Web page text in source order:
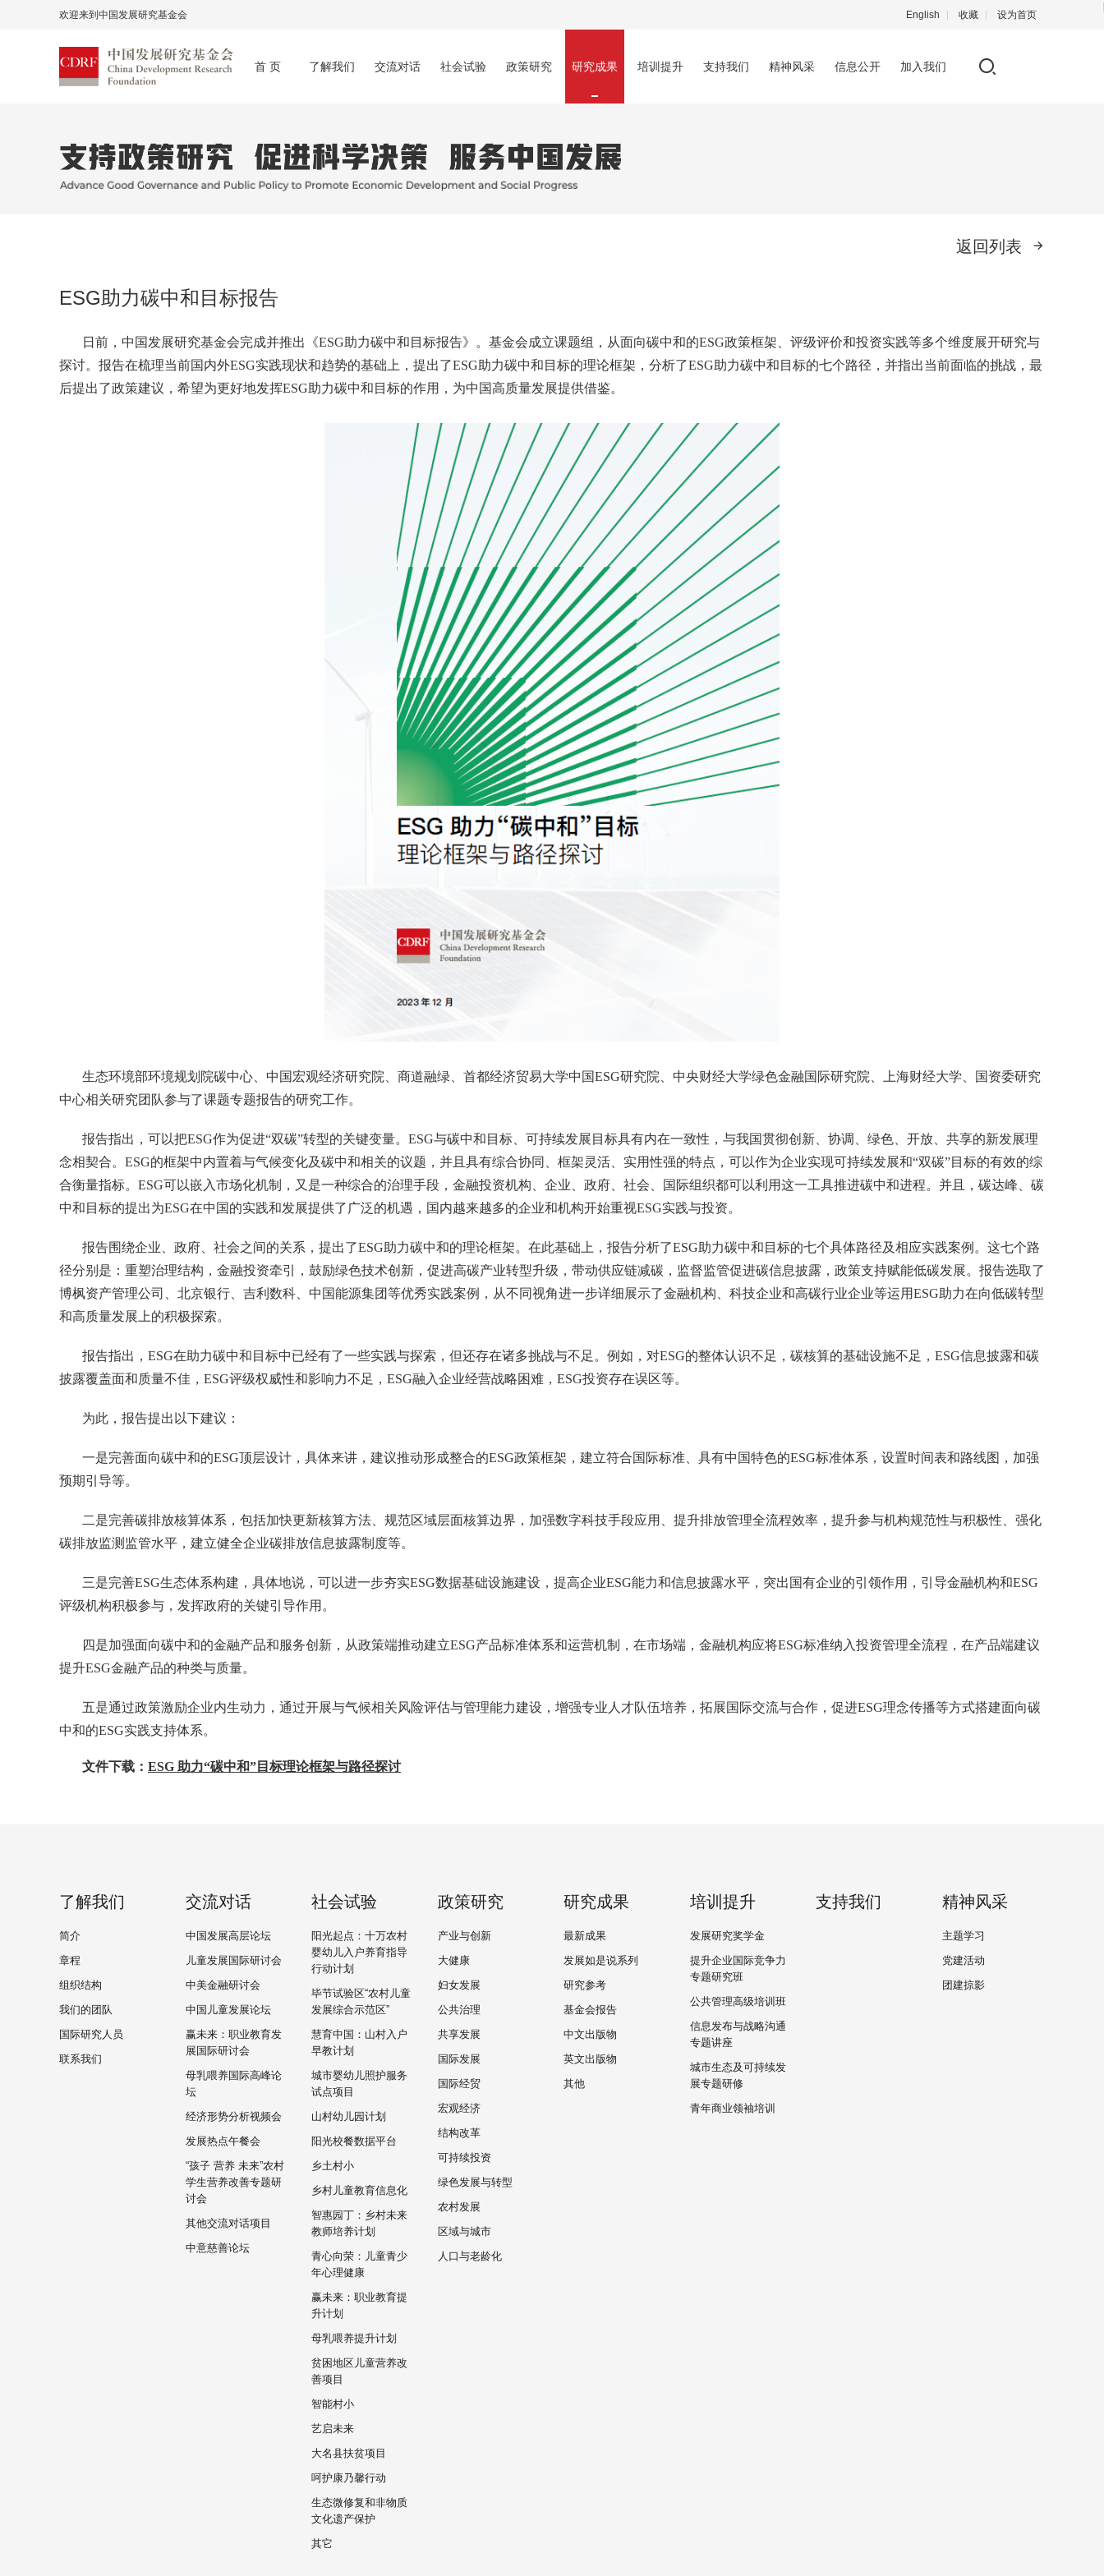
欢迎来到中国发展研究基金会 English 收藏 设为首页
首 页 了解我们 交流对话 社会试验 政策研究 研究成果 培训提升 支持我们 精神风采 信息公开 加入我们
返回列表
ESG助力碳中和目标报告
日前，中国发展研究基金会完成并推出《ESG助力碳中和目标报告》。基金会成立课题组，从面向碳中和的ESG政策框架、评级评价和投资实践等多个维度展开研究与
探讨。报告在梳理当前国内外ESG实践现状和趋势的基础上，提出了ESG助力碳中和目标的理论框架，分析了ESG助力碳中和目标的七个路径，并指出当前面临的挑战，最
后提出了政策建议，希望为更好地发挥ESG助力碳中和目标的作用，为中国高质量发展提供借鉴。
生态环境部环境规划院碳中心、中国宏观经济研究院、商道融绿、首都经济贸易大学中国ESG研究院、中央财经大学绿色金融国际研究院、上海财经大学、国资委研究
中心相关研究团队参与了课题专题报告的研究工作。
报告指出，可以把ESG作为促进“双碳”转型的关键变量。ESG与碳中和目标、可持续发展目标具有内在一致性，与我国贯彻创新、协调、绿色、开放、共享的新发展理
念相契合。ESG的框架中内置着与气候变化及碳中和相关的议题，并且具有综合协同、框架灵活、实用性强的特点，可以作为企业实现可持续发展和“双碳”目标的有效的综
合衡量指标。ESG可以嵌入市场化机制，又是一种综合的治理手段，金融投资机构、企业、政府、社会、国际组织都可以利用这一工具推进碳中和进程。并且，碳达峰、碳
中和目标的提出为ESG在中国的实践和发展提供了广泛的机遇，国内越来越多的企业和机构开始重视ESG实践与投资。
报告围绕企业、政府、社会之间的关系，提出了ESG助力碳中和的理论框架。在此基础上，报告分析了ESG助力碳中和目标的七个具体路径及相应实践案例。这七个路
径分别是：重塑治理结构，金融投资牵引，鼓励绿色技术创新，促进高碳产业转型升级，带动供应链减碳，监督监管促进碳信息披露，政策支持赋能低碳发展。报告选取了
博枫资产管理公司、北京银行、吉利数科、中国能源集团等优秀实践案例，从不同视角进一步详细展示了金融机构、科技企业和高碳行业企业等运用ESG助力在向低碳转型
和高质量发展上的积极探索。
报告指出，ESG在助力碳中和目标中已经有了一些实践与探索，但还存在诸多挑战与不足。例如，对ESG的整体认识不足，碳核算的基础设施不足，ESG信息披露和碳
披露覆盖面和质量不佳，ESG评级权威性和影响力不足，ESG融入企业经营战略困难，ESG投资存在误区等。
为此，报告提出以下建议：
一是完善面向碳中和的ESG顶层设计，具体来讲，建议推动形成整合的ESG政策框架，建立符合国际标准、具有中国特色的ESG标准体系，设置时间表和路线图，加强
预期引导等。
二是完善碳排放核算体系，包括加快更新核算方法、规范区域层面核算边界，加强数字科技手段应用、提升排放管理全流程效率，提升参与机构规范性与积极性、强化
碳排放监测监管水平，建立健全企业碳排放信息披露制度等。
三是完善ESG生态体系构建，具体地说，可以进一步夯实ESG数据基础设施建设，提高企业ESG能力和信息披露水平，突出国有企业的引领作用，引导金融机构和ESG
评级机构积极参与，发挥政府的关键引导作用。
四是加强面向碳中和的金融产品和服务创新，从政策端推动建立ESG产品标准体系和运营机制，在市场端，金融机构应将ESG标准纳入投资管理全流程，在产品端建议
提升ESG金融产品的种类与质量。
五是通过政策激励企业内生动力，通过开展与气候相关风险评估与管理能力建设，增强专业人才队伍培养，拓展国际交流与合作，促进ESG理念传播等方式搭建面向碳
中和的ESG实践支持体系。
文件下载： ESG 助力“碳中和”目标理论框架与路径探讨
了解我们
简介
章程
组织结构
我们的团队
国际研究人员
联系我们
交流对话
中国发展高层论坛
儿童发展国际研讨会
中美金融研讨会
中国儿童发展论坛
赢未来：职业教育发
展国际研讨会
母乳喂养国际高峰论
坛
经济形势分析视频会
发展热点午餐会
“孩子 营养 未来”农村
学生营养改善专题研
讨会
其他交流对话项目
中意慈善论坛
社会试验
阳光起点：十万农村
婴幼儿入户养育指导
行动计划
毕节试验区“农村儿童
发展综合示范区”
慧育中国：山村入户
早教计划
城市婴幼儿照护服务
试点项目
山村幼儿园计划
阳光校餐数据平台
乡土村小
乡村儿童教育信息化
智惠园丁：乡村未来
教师培养计划
青心向荣：儿童青少
年心理健康
赢未来：职业教育提
升计划
母乳喂养提升计划
贫困地区儿童营养改
善项目
智能村小
艺启未来
大名县扶贫项目
呵护康乃馨行动
生态微修复和非物质
文化遗产保护
其它
政策研究
产业与创新
大健康
妇女发展
公共治理
共享发展
国际发展
国际经贸
宏观经济
结构改革
可持续投资
绿色发展与转型
农村发展
区域与城市
人口与老龄化
研究成果
最新成果
发展如是说系列
研究参考
基金会报告
中文出版物
英文出版物
其他
培训提升
发展研究奖学金
提升企业国际竞争力
专题研究班
公共管理高级培训班
信息发布与战略沟通
专题讲座
城市生态及可持续发
展专题研修
青年商业领袖培训
支持我们 精神风采
主题学习
党建活动
团建掠影